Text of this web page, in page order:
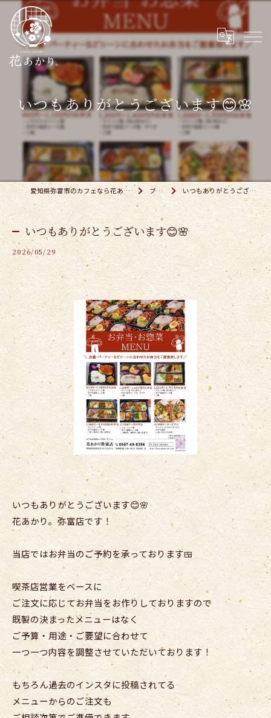
いつもありがとうございます😊🌸
愛知県弥富市のカフェなら花あかり。弥富店 ブログ いつもありがとうございます😊🌸
いつもありがとうございます😊🌸
2026/05/29
いつもありがとうございます😊🌸
花あかり。弥富店です！
当店ではお弁当のご予約を承っております🍱
喫茶店営業をベースに
ご注文に応じてお弁当をお作りしておりますので
既製の決まったメニューはなく
ご予算・用途・ご要望に合わせて
一つ一つ内容を調整させていただいております！
もちろん過去のインスタに投稿されてる
メニューからのご注文も